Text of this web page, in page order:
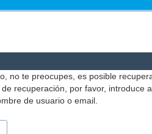
no te preocupes, es posible
recuperación, por favor, introduce a
de usuario o email.